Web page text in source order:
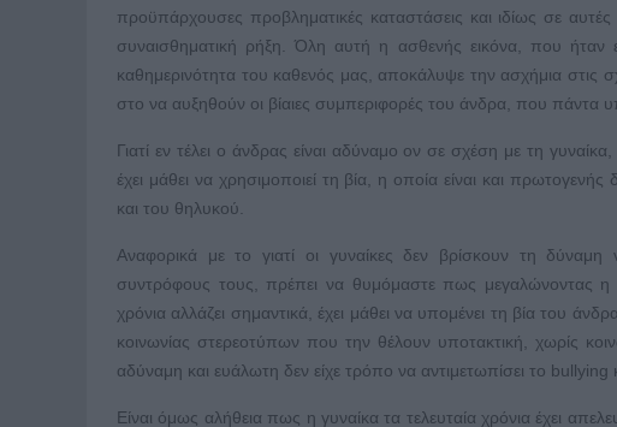
προϋπάρχουσες προβληματικές καταστάσεις και ιδίως σε
συναισθηματική ρήξη. Όλη αυτή η ασθενής εικόνα, που ήταν
καθημερινότητα του καθενός μας, αποκάλυψε την ασχήμια στις
στο να αυξηθούν οι βίαιες συμπεριφορές του άνδρα, που πάντα
Γιατί εν τέλει ο άνδρας είναι αδύναμο ον σε σχέση με τη
έχει μάθει να χρησιμοποιεί τη βία, η οποία είναι και
και του θηλυκού.
Αναφορικά με το γιατί οι γυναίκες δεν βρίσκουν τη
συντρόφους τους, πρέπει να θυμόμαστε πως μεγαλώνοντας
χρόνια αλλάζει σημαντικά, έχει μάθει να υπομένει τη βία του
κοινωνίας στερεοτύπων που την θέλουν υποτακτική, χωρίς
αδύναμη και ευάλωτη δεν είχε τρόπο να αντιμετωπίσει το
Είναι όμως αλήθεια πως η γυναίκα τα τελευταία χρόνια έχει